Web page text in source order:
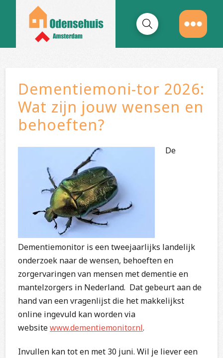
Dementiemoni-tor 2026:
Wat zijn jouw wensen en
behoeften?
De
Dementiemonitor is een tweejaarlijks landelijk
onderzoek naar de wensen, behoeften en
zorgervaringen van mensen met dementie en
mantelzorgers in Nederland. Dat gebeurt aan de
hand van een vragenlijst die het makkelijkst
online ingevuld kan worden via
websitewww.dementiemonitor.nl.
Invullen kan tot en met 30 juni. Wil je liever een